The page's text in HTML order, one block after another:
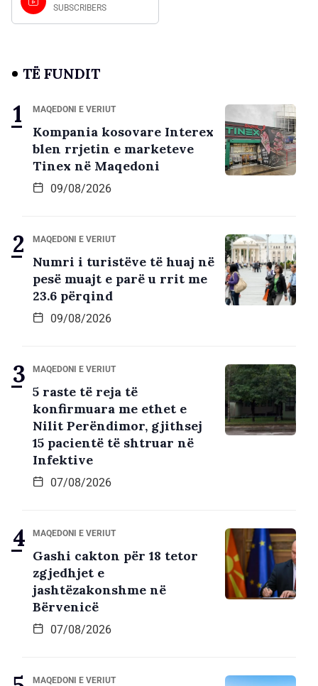
SUBSCRIBERS
TË FUNDIT
MAQEDONI E VERIUT
Kompania kosovare Interex
blen rrjetin e marketeve
Tinex në Maqedoni
09/08/2026
MAQEDONI E VERIUT
Numri i turistëve të huaj në
pesë muajt e parë u rrit me
23.6 përqind
09/08/2026
MAQEDONI E VERIUT
5 raste të reja të
konfirmuara me ethet e
Nilit Perëndimor, gjithsej
15 pacientë të shtruar në
Infektive
07/08/2026
MAQEDONI E VERIUT
Gashi cakton për 18 tetor
zgjedhjet e
jashtëzakonshme në
Bërvenicë
07/08/2026
MAQEDONI E VERIUT